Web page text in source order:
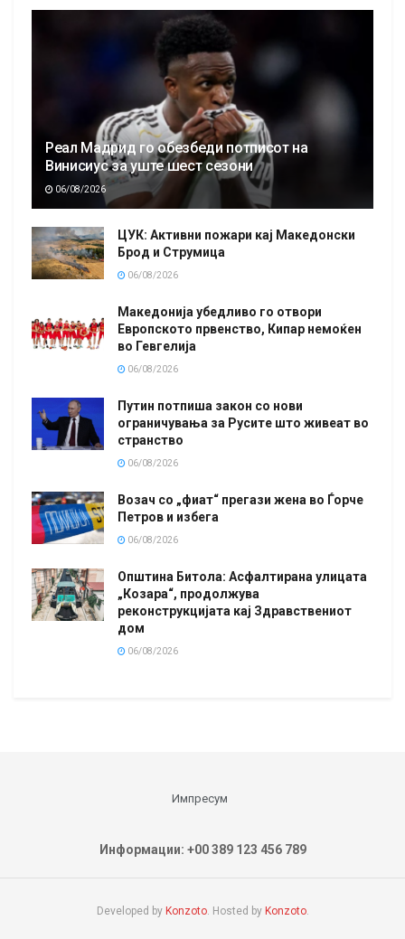
Реал Мадрид го обезбеди потписот на
Винисиус за уште шест сезони
06/08/2026
ЦУК: Активни пожари кај Македонски
Брод и Струмица
06/08/2026
Македонија убедливо го отвори
Европското првенство, Кипар немоќен
во Гевгелија
06/08/2026
Путин потпиша закон со нови
ограничувања за Русите што живеат во
странство
06/08/2026
Возач со „фиат“ прегази жена во Ѓорче
Петров и избега
06/08/2026
Општина Битола: Асфалтирана улицата
„Козара“, продолжува
реконструкцијата кај Здравствениот
дом
06/08/2026
Импресум
Информации: +00 389 123 456 789
Developed by Konzoto. Hosted by Konzoto.